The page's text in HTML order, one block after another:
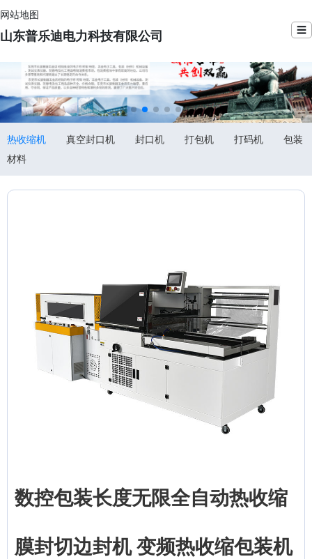
网站地图
山东普乐迪电力科技有限公司 ☰
热收缩机 真空封口机 封口机 打包机 打码机
包装
材料
数控包装长度无限全自动热收缩
膜封切边封机 变频热收缩包装机